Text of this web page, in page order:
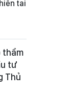
tai
thẩm
tư
Thủ